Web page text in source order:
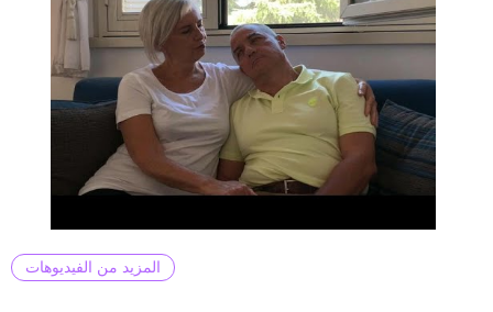
المزيد من الفيديوهات